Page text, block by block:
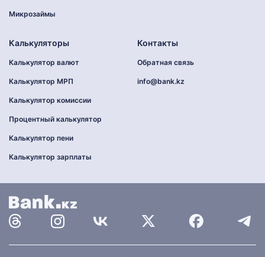
Микрозаймы
Калькуляторы
Калькулятор валют
Калькулятор МРП
Калькулятор комиссии
Процентный калькулятор
Калькулятор пени
Калькулятор зарплаты
Контакты
Обратная связь
info@bank.kz